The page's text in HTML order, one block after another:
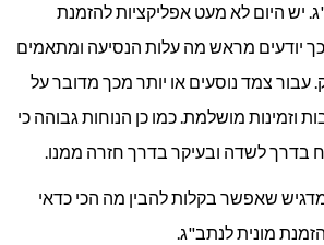
יש היום לא מעט אפליקציות להזמנת
יודעים מראש מה עלות הנסיעה ומתאמים
עבור צמד נוסעים או יותר מכך מדובר על
וזמינות מושלמת. כמו כן הנוחות גבוהה כי
בדרך לשדה ובעיקר בדרך חזרה ממנו.
שאפשר בקלות להבין מה הכי כדאי
מונית לנתב"ג.